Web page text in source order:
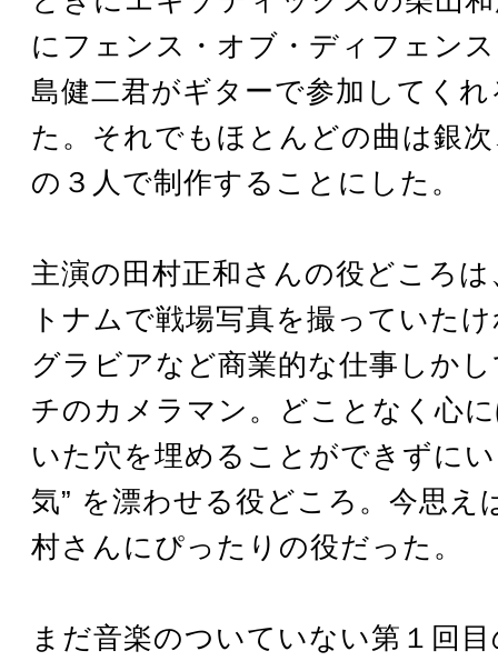
にフェンス・オブ・ディフェン
島健二君がギターで参加してく
た。それでもほとんどの曲は銀
の３人で制作することにした。
主演の田村正和さんの役どころ
トナムで戦場写真を撮っていた
グラビアなど商業的な仕事しか
チのカメラマン。どことなく心
いた穴を埋めることができずに
気” を漂わせる役どころ。今思え
村さんにぴったりの役だった。
まだ音楽のついていない第１回